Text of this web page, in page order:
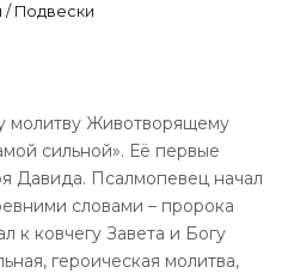
/ Подвески
молитву Животворящему
сильной». Её первые
Давида. Псалмопевец начал
словами – пророка
к ковчегу Завета и Богу
героическая молитва,